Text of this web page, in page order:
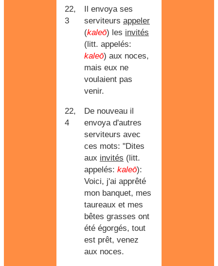
22,
3
Il envoya ses
serviteurs appeler
(kaleō) les invités
(litt. appelés:
kaleō) aux noces,
mais eux ne
voulaient pas
venir.
22,
4
De nouveau il
envoya d'autres
serviteurs avec
ces mots: "Dites
aux invités (litt.
appelés: kaleō):
Voici, j'ai apprêté
mon banquet, mes
taureaux et mes
bêtes grasses ont
été égorgés, tout
est prêt, venez
aux noces.